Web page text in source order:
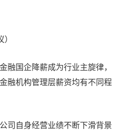
融国企降薪成为行业主旋律，
融机构管理层薪资均有不同程
司自身经营业绩不断下滑背景